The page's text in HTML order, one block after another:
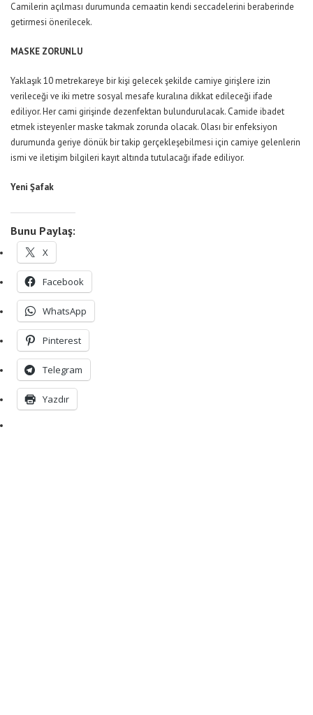
Camilerin açılması durumunda cemaatin kendi seccadelerini beraberinde
getirmesi önerilecek.
MASKE ZORUNLU
Yaklaşık 10 metrekareye bir kişi gelecek şekilde camiye girişlere izin
verileceği ve iki metre sosyal mesafe kuralına dikkat edileceği ifade
ediliyor. Her cami girişinde dezenfektan bulundurulacak. Camide ibadet
etmek isteyenler maske takmak zorunda olacak. Olası bir enfeksiyon
durumunda geriye dönük bir takip gerçekleşebilmesi için camiye gelenlerin
ismi ve iletişim bilgileri kayıt altında tutulacağı ifade ediliyor.
Yeni Şafak
Bunu Paylaş:
X
Facebook
WhatsApp
Pinterest
Telegram
Yazdır